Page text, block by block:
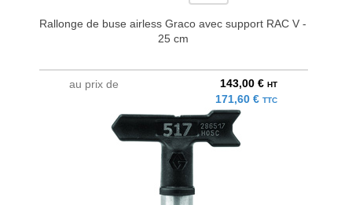
Rallonge de buse airless Graco avec support RAC V -
25 cm
au prix de 143,00 € HT
171,60 € TTC